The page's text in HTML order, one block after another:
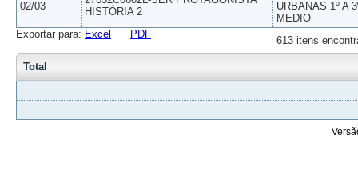
02/03
HISTÓRIA 2
URBANAS 1º A
MEDIO
613 itens
Exportar para: Excel PDF
Total